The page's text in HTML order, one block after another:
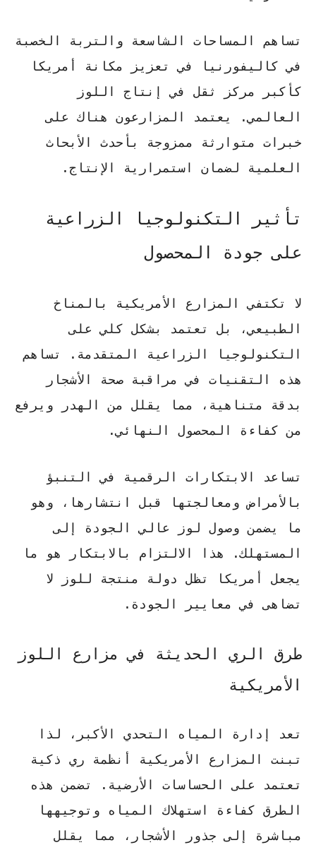
تساهم المساحات الشاسعة والتربة الخصبة
في كاليفورنيا في تعزيز مكانة أمريكا
كأكبر مركز ثقل في
إنتاج اللوز
العالمي. يعتمد المزارعون هناك على
خبرات متوارثة ممزوجة بأحدث الأبحاث
العلمية لضمان استمرارية الإنتاج.
تأثير التكنولوجيا الزراعية
على جودة المحصول
لا تكتفي المزارع الأمريكية بالمناخ
الطبيعي، بل تعتمد بشكل كلي على
التكنولوجيا الزراعية المتقدمة. تساهم
هذه التقنيات في مراقبة صحة الأشجار
بدقة متناهية، مما يقلل من الهدر ويرفع
من كفاءة المحصول النهائي.
تساعد الابتكارات الرقمية في التنبؤ
بالأمراض ومعالجتها قبل انتشارها، وهو
ما يضمن وصول لوز عالي الجودة إلى
المستهلك. هذا الالتزام بالابتكار هو ما
يجعل أمريكا تظل دولة منتجة للوز
لا
تضاهى في معايير الجودة.
طرق الري الحديثة في مزارع اللوز
الأمريكية
تعد إدارة المياه التحدي الأكبر، لذا
تبنت المزارع الأمريكية أنظمة ري ذكية
تعتمد على الحساسات الأرضية. تضمن هذه
الطرق كفاءة استهلاك المياه وتوجيهها
مباشرة إلى جذور الأشجار، مما يقلل